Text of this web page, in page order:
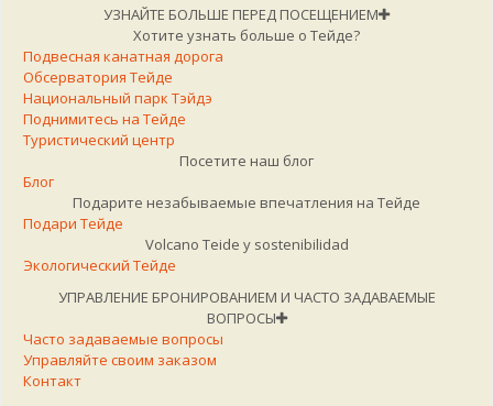
Канарские сыры
Кремовое мороженое с пальмовым медом (Мед
Канарских островов)
УЗНАЙТЕ БОЛЬШЕ ПЕРЕД ПОСЕЩЕНИЕМ
Хотите узнать больше о Тейде?
Подвесная канатная дорога
Обсерватория Тейде
Национальный парк Тэйдэ
Поднимитесь на Тейде
Туристический центр
Посетите наш блог
Блог
Подарите незабываемые впечатления на Тейде
Подари Тейде
Volcano Teide y sostenibilidad
Экологический Тейде
УПРАВЛЕНИЕ БРОНИРОВАНИЕМ И ЧАСТО ЗАДАВАЕМЫЕ
ВОПРОСЫ
Часто задаваемые вопросы
Управляйте своим заказом
Контакт